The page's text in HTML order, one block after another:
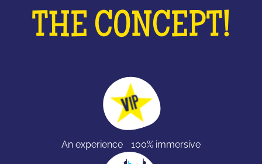
THE CONCEPT!
An experience 100% immersive